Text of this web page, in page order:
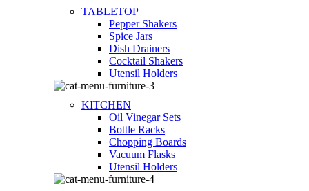
TABLETOP
Pepper Shakers
Spice Jars
Dish Drainers
Сocktail Shakers
Utensil Holders
KITCHEN
Oil Vinegar Sets
Bottle Racks
Chopping Boards
Vacuum Flasks
Utensil Holders